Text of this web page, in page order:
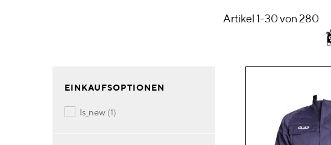
Artikel1-30von 280
EINKAUFSOPTIONEN
is_new 1Artikel